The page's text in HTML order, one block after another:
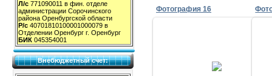
Л/с 771090011 в фин. отделе
администрации Сорочинского
района Оренбургской области
Р/с 40701810100001000079 в
Отделении Оренбург г. Оренбург
БИК 045354001
Внебюджетный счет:
Фотография 16